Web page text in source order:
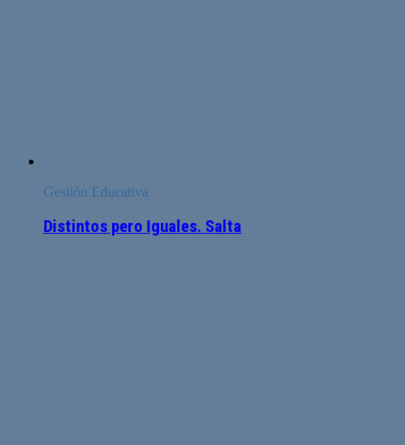
Gestión Educativa
Distintos pero Iguales. Salta